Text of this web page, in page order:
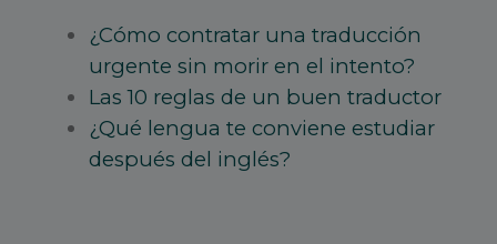
¿Cómo contratar una traducción
urgente sin morir en el intento?
Las 10 reglas de un buen traductor
¿Qué lengua te conviene estudiar
después del inglés?